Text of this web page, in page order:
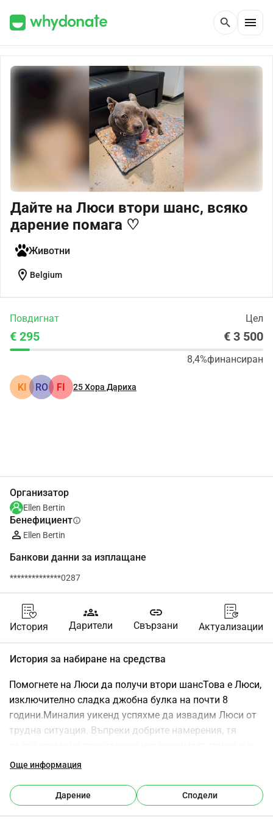
search menu
Дайте на Люси втори шанс, всяко
дарение помага ♡
Животни
location_on Belgium
Повдигнат Цел
€ 295 € 3 500
8,4%финансиран
KI RO FI 25Хора Дариха
Организатор
Ellen Bertin
Бенефициентinfo
Ellen Bertin
Банкови данни за изплащане
**************0287
История
groups
Дарители
link
Свързани Актуализации
История за набиране на средства
Помогнете на Люси да получи втори шансТова е Люси,
изключително сладка джобна булка на почти 8
години.Миналия уикенд успяхме да извадим Люси от
трудна ситуация. Въпреки добрите намерения, тя
крайна сметка се разболя сериозно.Когато я взехме,
незабавно да бъде отведена при ветеринаря. Там
бързо стана ясно колко сериозно е положението: Люси
Още информация
Дарение Сподели